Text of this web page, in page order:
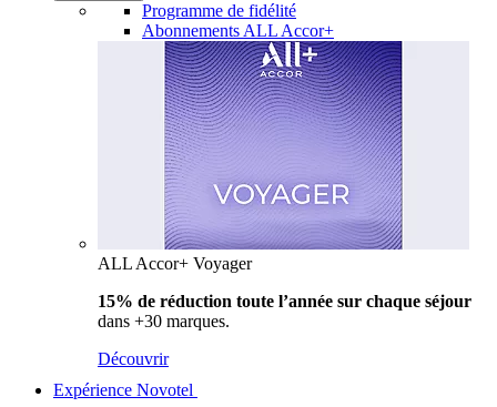
Programme de fidélité
Abonnements ALL Accor+
ALL Accor+ Voyager
15% de réduction toute l’année sur chaque séjour
dans +30 marques.
Découvrir
Expérience Novotel